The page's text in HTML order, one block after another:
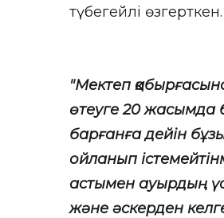
түбегейлі өзгерткен.
"Мектеп
өтеуге 20 жасымда
барғанға дейін
ойланып
астымен ауырдың
және әскерден